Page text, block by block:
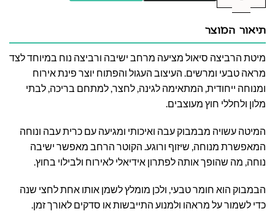
תיאור המוצר
מיטת הרביצה סיאול מציעה מרחב ישיבה ורביצה נוח במיוחד לצד
מראה טבעי ומרשים. העיצוב העגול והפתוח יוצר פינת אירוח
ומנוחה ייחודית, המתאימה לגינה, לחצר, למתחם בריכה, לבתי
מלון ולחללי חוץ מעוצבים.
המיטה עשויה מבמבוק עבה ואיכותי ומגיעה עם כרית עבה ונוחה
המאפשרת מנוחה, שיזוף ורוגע. הקוטר הרחב מאפשר ישיבה
נוחה, מה שהופך אותה לפתרון אידיאלי לאירוח ולבילוי בחוץ.
הבמבוק הוא חומר טבעי, ולכן מומלץ לשמן אותו אחת לחצי שנה
כדי לשמור על מראהו ולמנוע התייבשות או סדקים לאורך זמן.